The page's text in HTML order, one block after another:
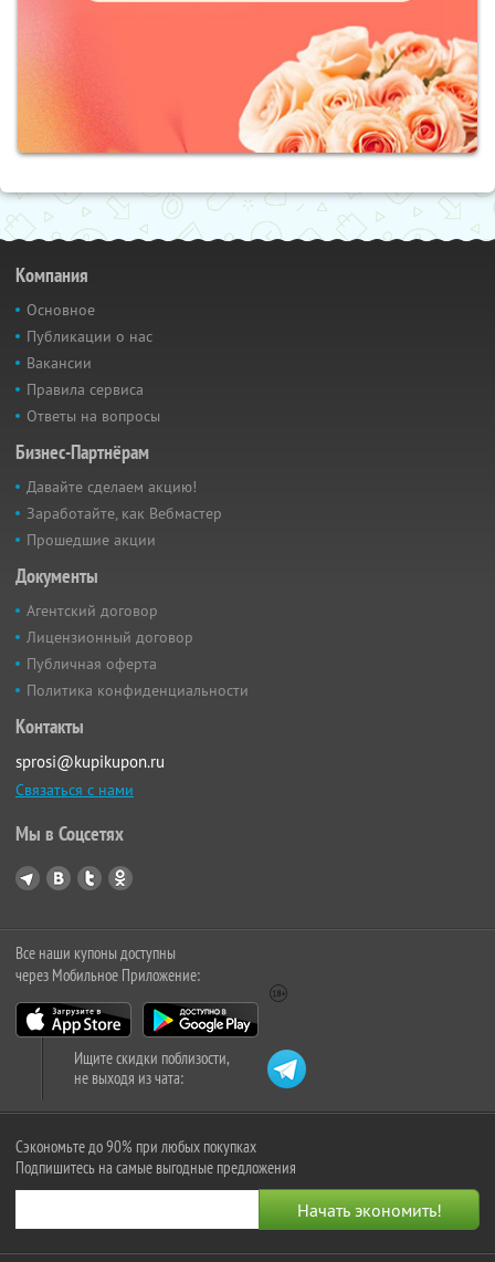
Компания
Основное
Публикации о нас
Вакансии
Правила сервиса
Ответы на вопросы
Бизнес-Партнёрам
Давайте сделаем акцию!
Заработайте, как Вебмастер
Прошедшие акции
Документы
Агентский договор
Лицензионный договор
Публичная оферта
Политика конфиденциальности
Контакты
sprosi@kupikupon.ru
Связаться с нами
Мы в Соцсетях
Все наши купоны доступны
через Мобильное Приложение:
Ищите скидки поблизости,
не выходя из чата:
Сэкономьте до 90% при любых покупках
Подпишитесь на самые выгодные предложения